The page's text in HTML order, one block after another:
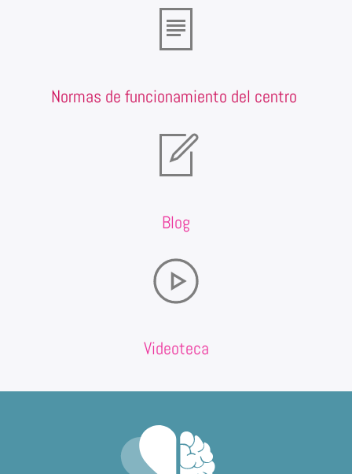
Normas de funcionamiento del centro
Blog
Videoteca